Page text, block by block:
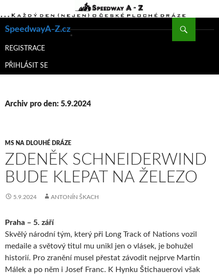
SpeedwayA-Z.cz
K
WEBU
REGISTRACE
PŘIHLÁSIT SE
Archiv pro den: 5.9.2024
MS NA DLOUHÉ DRÁZE
ZDENĚK SCHNEIDERWIND
BUDE KLEPAT NA ŽELEZO
5.9.2024 ANTONÍN ŠKACH
Praha – 5. září
Skvělý národní tým, který při Long Track of Nations vozil
medaile a světový titul mu unikl jen o vlásek, je bohužel
historií. Pro zranění musel přestat závodit nejprve Martin
Málek a po něm i Josef Franc. K Hynku Štichauerovi však